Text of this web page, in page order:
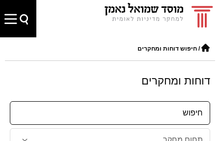
/ חיפוש דוחות ומחקרים
דוחות ומחקרים